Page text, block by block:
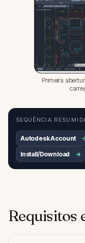
Primeira
SEQUÊNCIA
Autodesk Account
Install/Download
Requisitos